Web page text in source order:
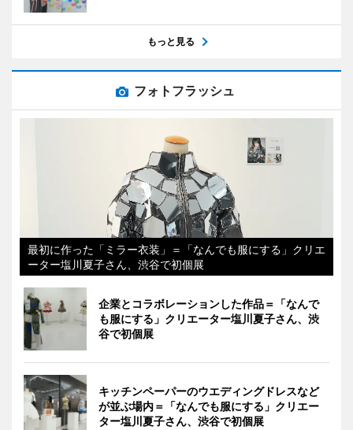
もっと見る
フォトフラッシュ
最初に作った「ミラー衣装」＝「なんでも服にする」クリエ
ーター塩川夏子さん、渋谷で初個展
企業とコラボレーションした作品＝「なんで
も服にする」クリエーター塩川夏子さん、渋
谷で初個展
キッチンペーパーのウエディングドレスなど
が並ぶ場内＝「なんでも服にする」クリエー
ター塩川夏子さん、渋谷で初個展